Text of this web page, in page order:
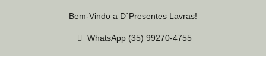
Bem-Vindo a D´Presentes Lavras!
WhatsApp (35) 99270-4755